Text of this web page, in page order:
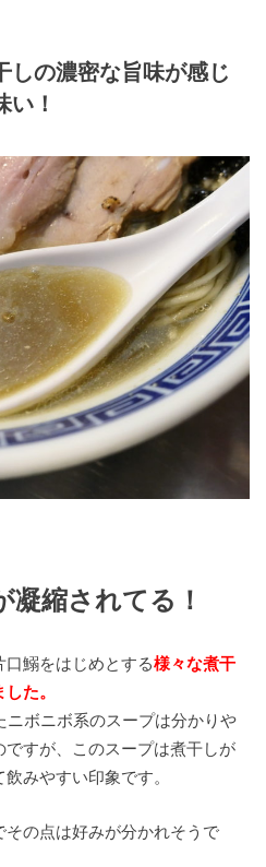
しの濃密な旨味が感じ
い！
凝縮されてる！
鰯をはじめとする様々な煮干
た。
ニボニボ系のスープは分かりや
すが、このスープは煮干しが
みやすい印象です。
の点は好みが分かれそうで